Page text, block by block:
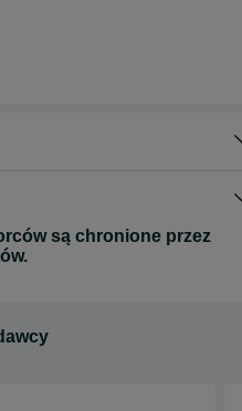
są chronione przez